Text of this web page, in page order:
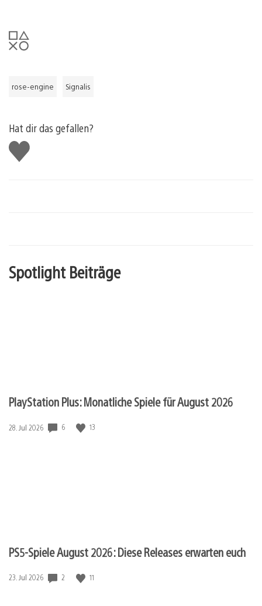
rose-engine Signalis
Hat dir das gefallen?
Gefällt
mir
Spotlight Beiträge
PlayStation Plus: Monatliche Spiele für August 2026
Veröffentlichungsdatum:
28. Jul 2026 6 13
PS5-Spiele August 2026: Diese Releases erwarten euch
Veröffentlichungsdatum:
23. Jul 2026 2 11